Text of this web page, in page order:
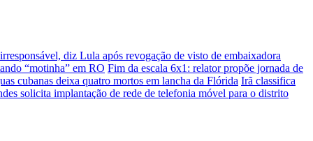
diz Lula após revogação de visto de embaixadora
“motinha” em RO Fim da escala 6x1: relator propõe jornada de
cubanas deixa quatro mortos em lancha da Flórida Irã classifica
solicita implantação de rede de telefonia móvel para o distrito